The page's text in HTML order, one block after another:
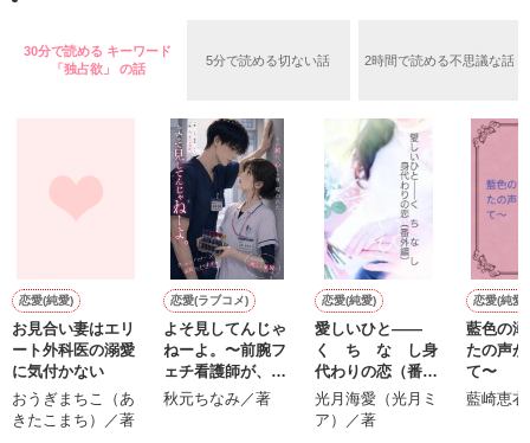
無知を振りかざして
嘘つきな私は
もがいたふりをしていた
知っていく度に
30分で読める キーワード
「独占欲」 の話
5分で読める切ない話 2時間で読める不思議な話
恋愛(純愛)
お見合い妻はエリ
ート外科医の溺愛
に気付かない
おうぎまちこ（あ
きたこまち）／著
恋愛(ラブコメ)
よそ見してんじゃ
ねーよ。〜前腕フ
ェチ看護師が、ク
ールな外科医の独
秋元ちなみ／著
恋愛(純愛)
愛しいひと――
く ち な し身
代わりの恋（番外
編）
光月海愛（光月ミ
ア）／著
恋愛(純愛)
藍色の
たの声
て〜
藍崎恵